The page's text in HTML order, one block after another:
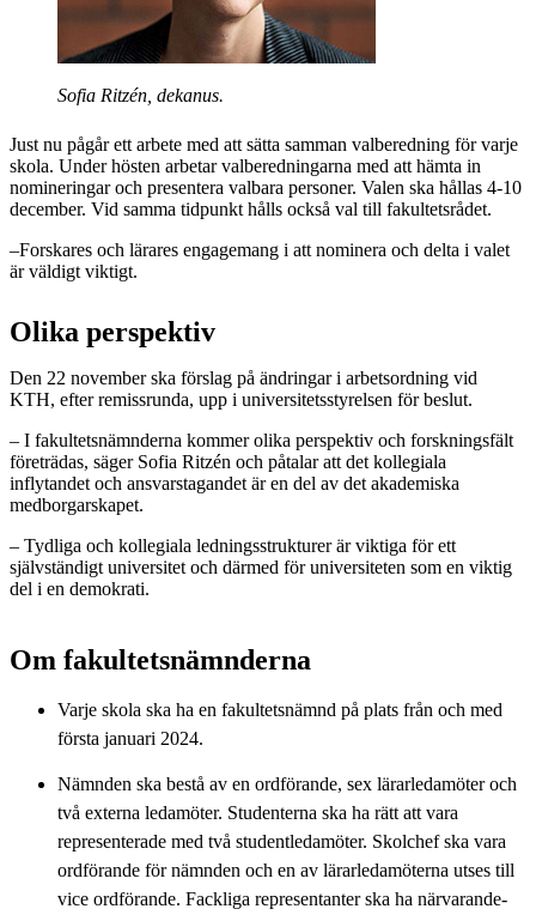
Sofia Ritzén, dekanus.
Just nu pågår ett arbete med att sätta samman valberedning för varje
skola. Under hösten arbetar valberedningarna med att hämta in
nomineringar och presentera valbara personer. Valen ska hållas 4-10
december. Vid samma tidpunkt hålls också val till fakultetsrådet.
–Forskares och lärares engagemang i att nominera och delta i valet
är väldigt viktigt.
Olika perspektiv
Den 22 november ska förslag på ändringar i arbetsordning vid
KTH, efter remissrunda, upp i universitetsstyrelsen för beslut.
– I fakultetsnämnderna kommer olika perspektiv och forskningsfält
företrädas, säger Sofia Ritzén och påtalar att det kollegiala
inflytandet och ansvarstagandet är en del av det akademiska
medborgarskapet.
– Tydliga och kollegiala ledningsstrukturer är viktiga för ett
självständigt universitet och därmed för universiteten som en viktig
del i en demokrati.
Om fakultetsnämnderna
Varje skola ska ha en fakultetsnämnd på plats från och med
första januari 2024.
Nämnden ska bestå av en ordförande, sex lärarledamöter och
två externa ledamöter. Studenterna ska ha rätt att vara
representerade med två studentledamöter. Skolchef ska vara
ordförande för nämnden och en av lärarledamöterna utses till
vice ordförande. Fackliga representanter ska ha närvarande-